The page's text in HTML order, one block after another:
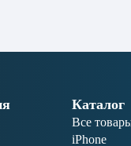
Каталог
Все
iPhone